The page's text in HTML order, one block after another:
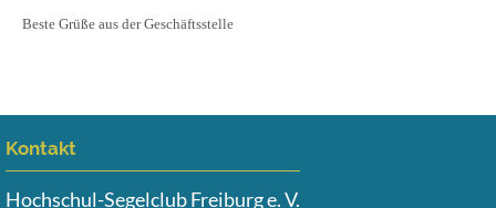
Beste Grüße aus der Geschäftsstelle
Kontakt
Hochschul-Segelclub Freiburg e. V.